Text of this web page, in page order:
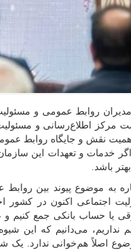
روابط عمومی و
مرکز اطلاع‌رسانی و
نقش و جایگاه روابط
خدمات و تعهدات این
باشد.
به موضوع پیوند بین
اجتماعی اکنون در کشور
یا حساب بانکی جمع کنیم و
می‌دانیم که این شیوه
اصلاً هم‌خوانی ندارد.